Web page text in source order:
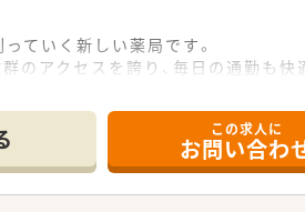
ていく新しい薬局です。
アクセスを誇り、毎日の通勤も快
自分のペースでじっくりと業務に
、アットホームで温かい雰囲気が
っており、安心して働くことがで
この求人に
お問い合わ